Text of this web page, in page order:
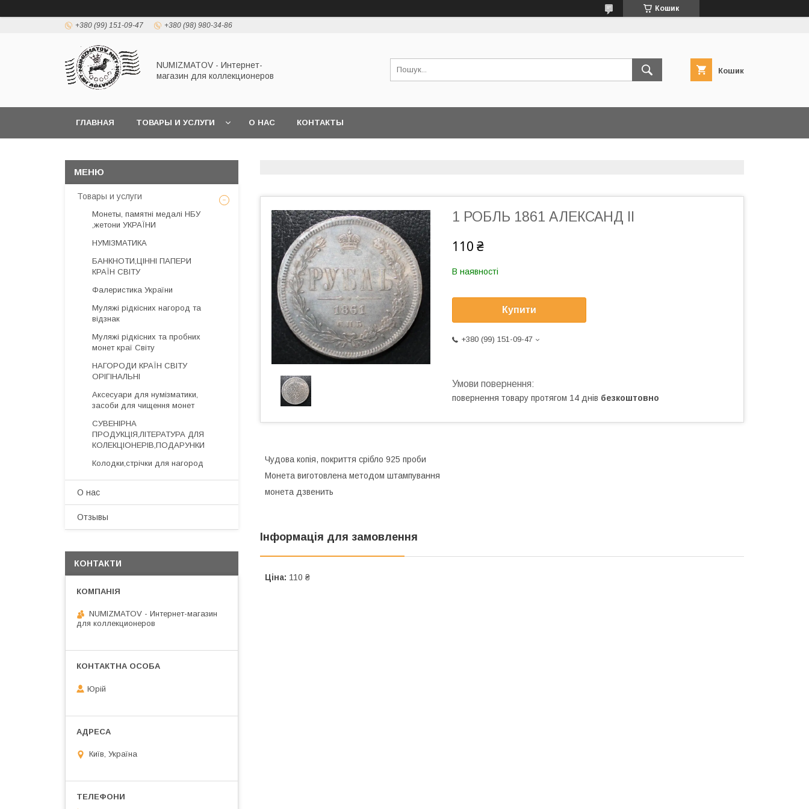
Кошик
+380 (99) 151-09-47 +380 (98) 980-34-86
NUMIZMATOV - Интернет-
магазин для коллекционеров
Кошик
ГЛАВНАЯ ТОВАРЫ И УСЛУГИ О НАС КОНТАКТЫ
1 РОБЛЬ 1861 АЛЕКСАНД II
110 ₴
В наявності
Купити
+380 (99) 151-09-47
повернення товару протягом 14 днів безкоштовно
Чудова копія, покриття срібло 925 проби
Монета виготовлена методом штампування
монета дзвенить
Інформація для замовлення
Ціна: 110 ₴
Товары и услуги
Монеты, памятні медалі НБУ
,жетони УКРАЇНИ
НУМІЗМАТИКА
БАНКНОТИ,ЦІННІ ПАПЕРИ
КРАЇН СВІТУ
Фалеристика України
Муляжі рідкісних нагород та
відзнак
Муляжі рідкісних та пробних
монет краї Світу
НАГОРОДИ КРАЇН СВІТУ
ОРІГІНАЛЬНІ
Аксесуари для нумізматики,
засоби для чищення монет
СУВЕНІРНА
ПРОДУКЦІЯ,ЛІТЕРАТУРА ДЛЯ
КОЛЕКЦІОНЕРІВ,ПОДАРУНКИ
Колодки,стрічки для нагород
О нас
Отзывы
КОНТАКТИ
NUMIZMATOV - Интернет-магазин
для коллекционеров
Юрій
Київ, Україна